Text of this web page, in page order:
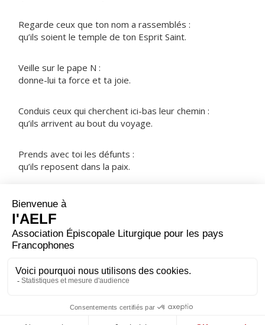
Regarde ceux que ton nom a rassemblés :
qu’ils soient le temple de ton Esprit Saint.
Veille sur le pape N :
donne-lui ta force et ta joie.
Conduis ceux qui cherchent ici-bas leur chemin :
qu’ils arrivent au bout du voyage.
Prends avec toi les défunts :
qu’ils reposent dans la paix.
NOTRE PÈRE
ORAISON
Dieu éternel et tout-puissant, toi que nous pouvons
l'esprit filial, afin que nous soyons capables d'entrer un
jour dans l'héritage qui nous est promis.